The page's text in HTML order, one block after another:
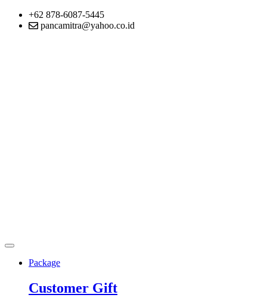
+62 878-6087-5445
pancamitra@yahoo.co.id
Package
Customer Gift